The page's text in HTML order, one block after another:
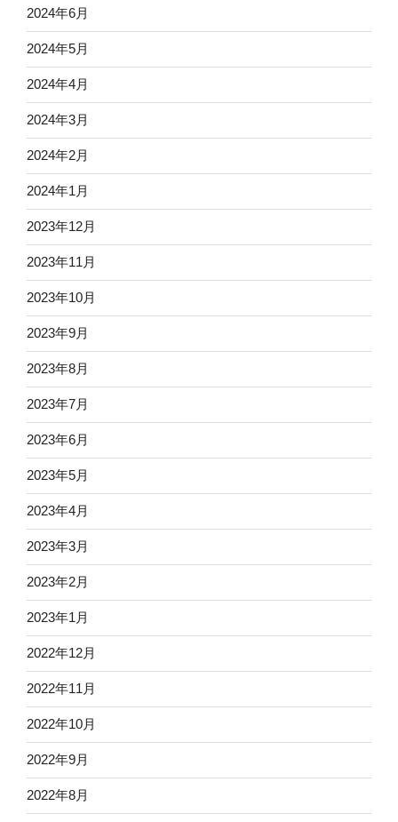
2024年6月
2024年5月
2024年4月
2024年3月
2024年2月
2024年1月
2023年12月
2023年11月
2023年10月
2023年9月
2023年8月
2023年7月
2023年6月
2023年5月
2023年4月
2023年3月
2023年2月
2023年1月
2022年12月
2022年11月
2022年10月
2022年9月
2022年8月